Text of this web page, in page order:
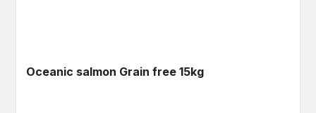
Oceanic salmon Grain free 15kg